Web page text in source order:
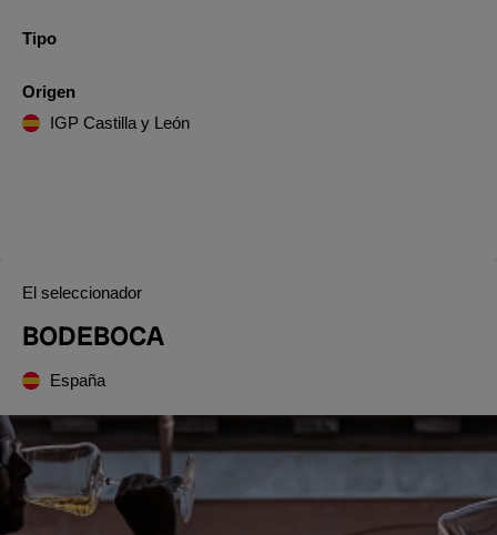
Tipo
Origen
IGP Castilla y León
El seleccionador
BODEBOCA
España